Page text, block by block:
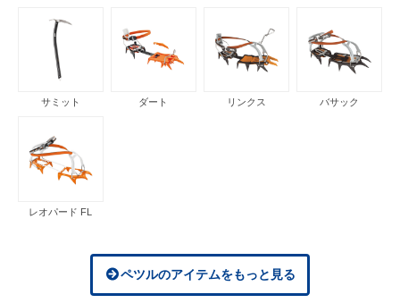
サミット ダート リンクス バサック
レオパード FL
ペツルのアイテムをもっと見る